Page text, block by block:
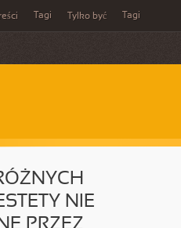
Tagi Tylko być Tagi
NIE